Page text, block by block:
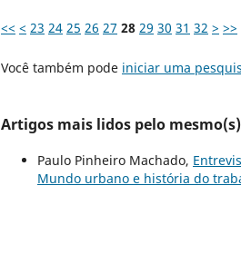
<< < 23 24 25 26 27 28 29 30 31 32 > >>
Você também pode iniciar uma
Artigos mais lidos pelo
Paulo Pinheiro Machado,
Mundo urbano e história do